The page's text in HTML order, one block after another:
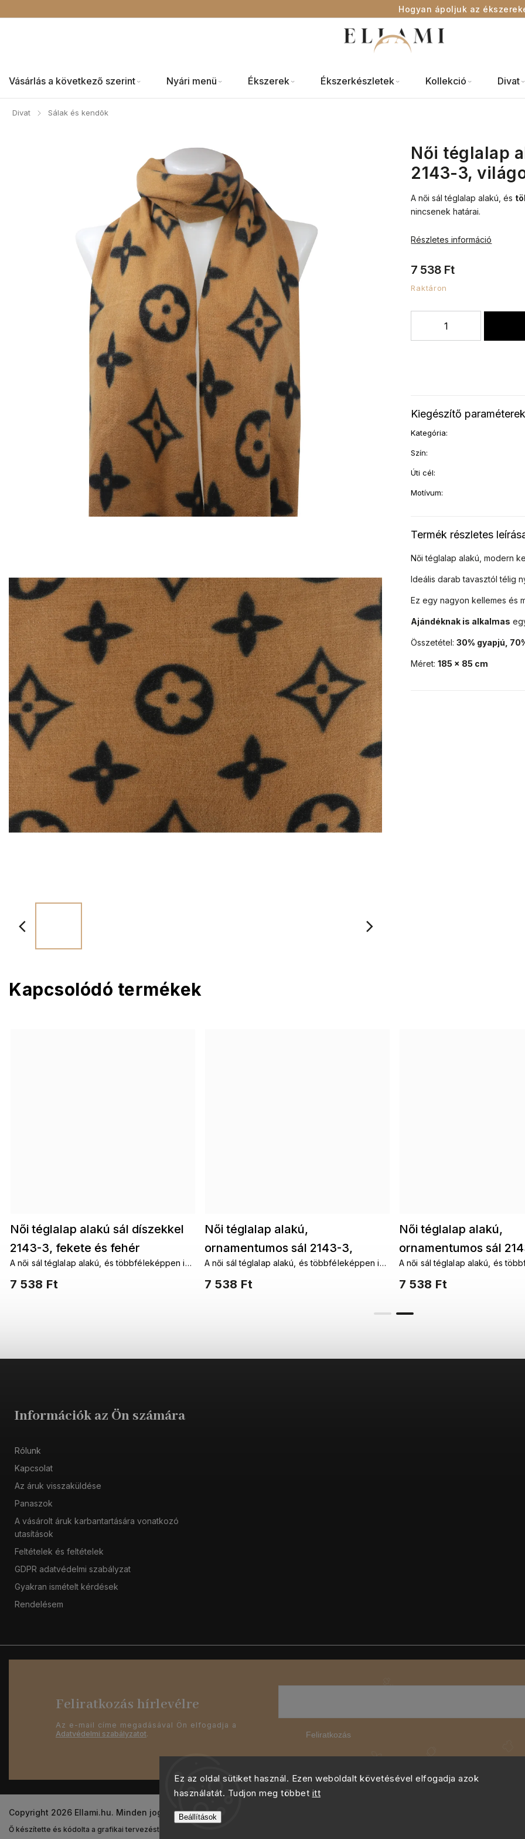
Ez az oldal sütiket használ. Ezen weboldalt követésével elfogadja azok
használatát. Tudjon meg többet itt
Beállítások
Hogyan ápoljuk az
Vásárlás a következő szerint Nyári menü Ékszerek Ékszerkészletek Kollekció Divat
Divat / Sálak és kendõk
Női téglalap
2143-3,
7 538 Ft
Raktáron
A női sál téglalap alakú, és
nincsenek határai.
Részletes információ
Termék részletes
Női téglalap alakú, modern
Ideális darab tavasztól télig
Ez egy nagyon kellemes és
Ajándéknak is alkalmas
Összetétel: 30% gyapjú,
Méret: 185 x 85 cm
Kiegészítő paraméterek
Kategória:
Szín:
Úti cél:
Motívum:
Kapcsolódó termékek
Női téglalap alakú sál díszekkel
2143-3, fekete és fehér
7200574-4
7 538 Ft
A női sál téglalap alakú, és többféleképpen is
nincsenek határai.
Női téglalap alakú,
ornamentumos sál 2143-3,
fekete-barna színben 7200574-3
7 538 Ft
A női sál téglalap alakú, és többféleképpen is
nincsenek határai.
Női téglalap alakú,
ornamentumos sál
rózsaszín, 7200574-5
7 538 Ft
A női sál téglalap alakú, és
nincsenek határai.
Információk az Ön számára
Rólunk
Kapcsolat
Az áruk visszaküldése
Panaszok
A vásárolt áruk karbantartására vonatkozó
utasítások
Feltételek és feltételek
GDPR adatvédelmi szabályzat
Gyakran ismételt kérdések
Rendelésem
Feliratkozás hírlevélre
Az e-mail címe megadásával Ön elfogadja a
Adatvédelmi szabályzatot. Feliratkozás
Copyright 2026 Ellami.hu. Minden jog fenntartva.
Ő készítette és kódolta a grafikai tervezést